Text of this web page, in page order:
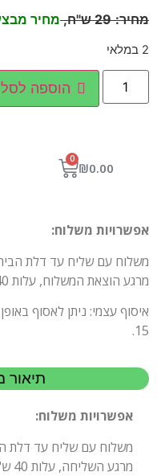
מחיר:
29 ש"ח,מחיר מבצע: 20
2 במלאי
הוספה לסל
₪0.00
0
אפשרויות משלוח:
משלוח עם שליח עד דלת
מרגע הוצאת המשלוח, עלות 40 ש"ח.
איסוף עצמי: ניתן לאסוף
15.
תיאור
אפשרויות משלוח:
משלוח עם שליח עד דלת
מרגע השליחה, עלות 40 ש"ח.